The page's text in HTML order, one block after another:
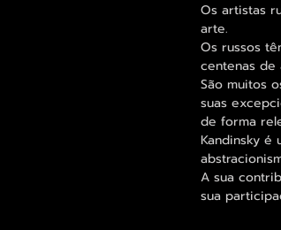
Os artistas
arte.
Os russos
centenas de
São muitos
suas
de forma
Kandinsky é
A sua
sua